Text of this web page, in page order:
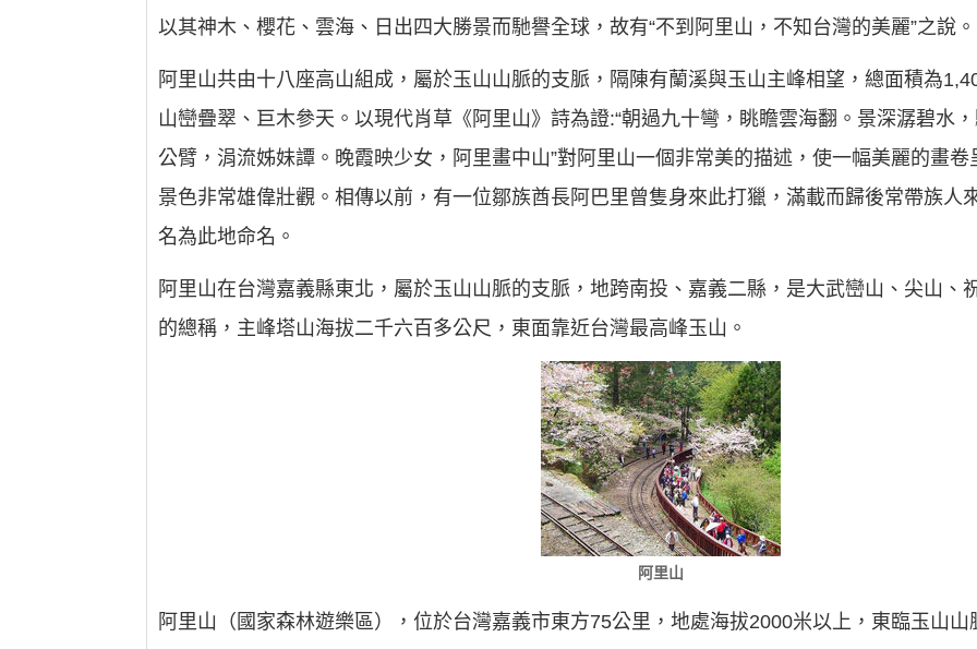
以其神木、櫻花、雲海、日出四大勝景而馳譽全球，故有“不到阿里山，不知台灣的美麗”之說。
阿里山共由十八座高山組成，屬於玉山山脈的支脈，隔陳有蘭溪與玉山主峰相望，總面積為
山巒疊翠、巨木參天。以現代肖草《阿里山》詩為證:“朝過九十彎，眺瞻雲海翻。景深潺碧水
公臂，涓流姊妹譚。晚霞映少女，阿里畫中山”對阿里山一個非常美的描述，使一幅美麗的畫
景色非常雄偉壯觀。相傳以前，有一位鄒族酋長阿巴里曾隻身來此打獵，滿載而歸後常帶族人
名為此地命名。
阿里山在台灣嘉義縣東北，屬於玉山山脈的支脈，地跨南投、嘉義二縣，是大武巒山、尖山、
的總稱，主峰塔山海拔二千六百多公尺，東面靠近台灣最高峰玉山。
阿里山
阿里山（國家森林遊樂區），位於台灣嘉義市東方75公里，地處海拔2000米以上，東臨玉山